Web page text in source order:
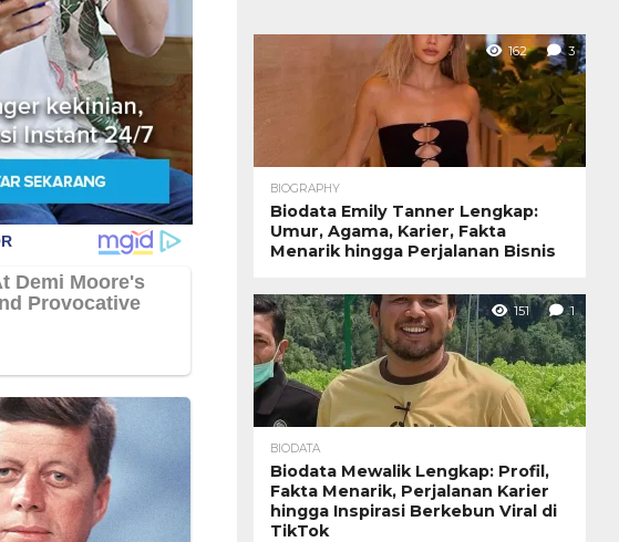
162 3
BIOGRAPHY
Biodata Emily Tanner Lengkap:
Umur, Agama, Karier, Fakta
Menarik hingga Perjalanan Bisnis
151 1
BIODATA
Biodata Mewalik Lengkap: Profil,
Fakta Menarik, Perjalanan Karier
hingga Inspirasi Berkebun Viral di
TikTok